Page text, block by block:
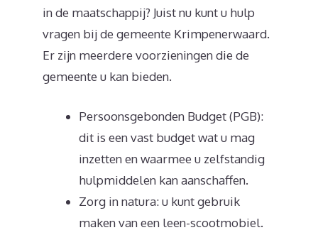
in de maatschappij? Juist nu kunt u hulp
vragen bij de gemeente Krimpenerwaard.
Er zijn meerdere voorzieningen die de
gemeente u kan bieden.
Persoonsgebonden Budget (PGB):
dit is een vast budget wat u mag
inzetten en waarmee u zelfstandig
hulpmiddelen kan aanschaffen.
Zorg in natura: u kunt gebruik
maken van een leen-scootmobiel.